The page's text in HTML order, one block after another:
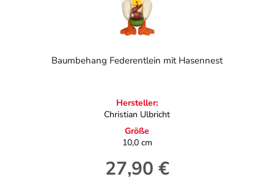
Baumbehang Federentlein mit Hasennest
Hersteller:
Christian Ulbricht
Größe
10,0 cm
Regulärer Preis:
27,90 €